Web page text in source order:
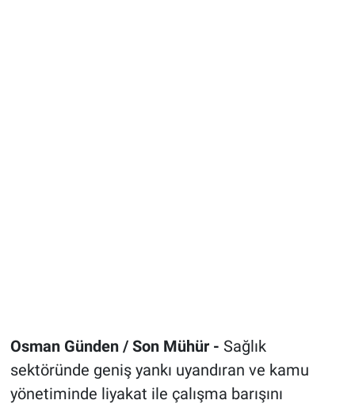
Osman Günden / Son Mühür - Sağlık
sektöründe geniş yankı uyandıran ve kamu
yönetiminde liyakat ile çalışma barışını